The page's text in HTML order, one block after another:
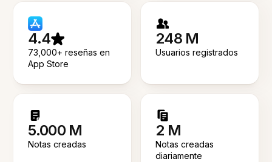
4.4
73,000+ reseñas en
App Store
248 M
Usuarios registrados
5.000 M
Notas creadas
2 M
Notas creadas
diariamente